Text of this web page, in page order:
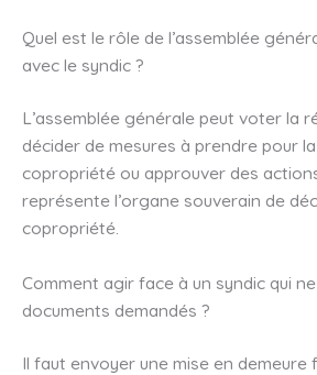
Quel est le rôle de l’assemblée
avec le syndic ?
L’assemblée générale peut voter la
décider de mesures à prendre pour
copropriété ou approuver des
représente l’organe souverain de
copropriété.
Comment agir face à un syndic qui
documents demandés ?
Il faut envoyer une mise en demeure